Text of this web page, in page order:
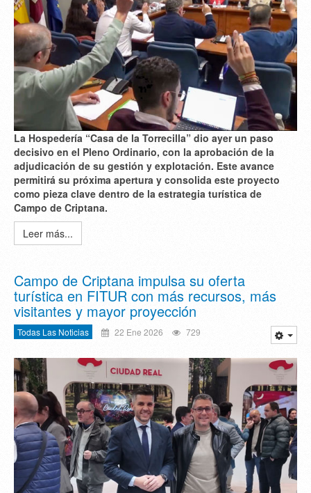
La Hospedería “Casa de la Torrecilla” dio ayer un paso
decisivo en el Pleno Ordinario, con la aprobación de la
adjudicación de su gestión y explotación. Este avance
permitirá su próxima apertura y consolida este proyecto
como pieza clave dentro de la estrategia turística de
Campo de Criptana.
Leer más...
Campo de Criptana impulsa su oferta
turística en FITUR con más recursos, más
visitantes y mayor proyección
Todas Las Noticias 22 Ene 2026 729